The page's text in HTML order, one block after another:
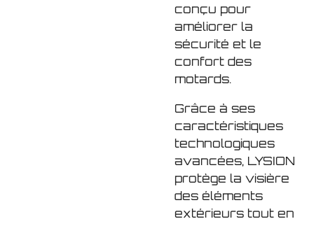
conçu pour
améliorer la
sécurité et le
confort des
motards.
Grâce à ses
caractéristiques
technologiques
avancées, LYSION
protège la visière
des éléments
extérieurs tout en